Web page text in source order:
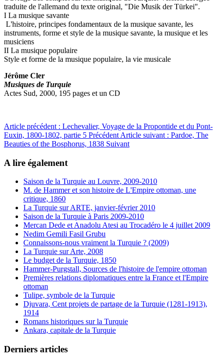
traduite de l'allemand du texte original, "Die Musik der Türkei".
I La musique savante
L'histoire, principes fondamentaux de la musique savante, les
instruments, forme et style de la musique savante, la musique et les
musiciens
II La musique populaire
Style et forme de la musique populaire, la vie musicale
Jérôme Cler
Musiques de Turquie
Actes Sud, 2000, 195 pages et un CD
Article précédent : Lechevalier, Voyage de la Propontide et du Pont-
Euxin, 1800-1802, partie 5 Précédent Article suivant : Pardoe, The
Beauties of the Bosphorus, 1838 Suivant
A lire également
Saison de la Turquie au Louvre, 2009-2010
M. de Hammer et son histoire de L'Empire ottoman, une
critique, 1860
La Turquie sur ARTE, janvier-février 2010
Saison de la Turquie à Paris 2009-2010
Mercan Dede et Anadolu Atesi au Trocadéro le 4 juillet 2009
Nedim Gemili Fasil Grubu
Connaissons-nous vraiment la Turquie ? (2009)
La Turquie sur Arte, 2008
Le budget de la Turquie, 1850
Hammer-Purgstall, Sources de l'histoire de l'empire ottoman
Premières relations diplomatiques entre la France et l'Empire
ottoman
Tulipe, symbole de la Turquie
Djuvara, Cent projets de partage de la Turquie (1281-1913),
1914
Romans historiques sur la Turquie
Ankara, capitale de la Turquie
Derniers articles